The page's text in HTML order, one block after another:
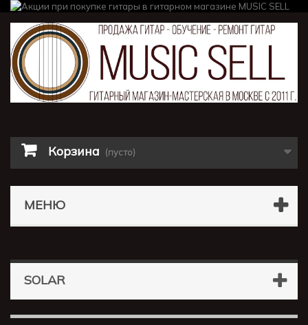
Корзина (пусто)
МЕНЮ
SOLAR